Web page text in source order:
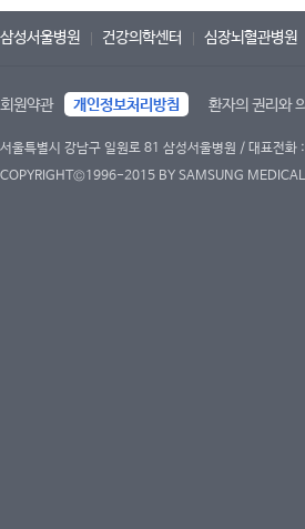
삼성서울병원 건강의학센터 심장뇌혈관병원
회원약관 개인정보처리방침 환자의 권리와
서울특별시 강남구 일원로 81 삼성서울병원 / 대표
COPYRIGHT©1996-2015 BY SAMSUNG MEDICAL